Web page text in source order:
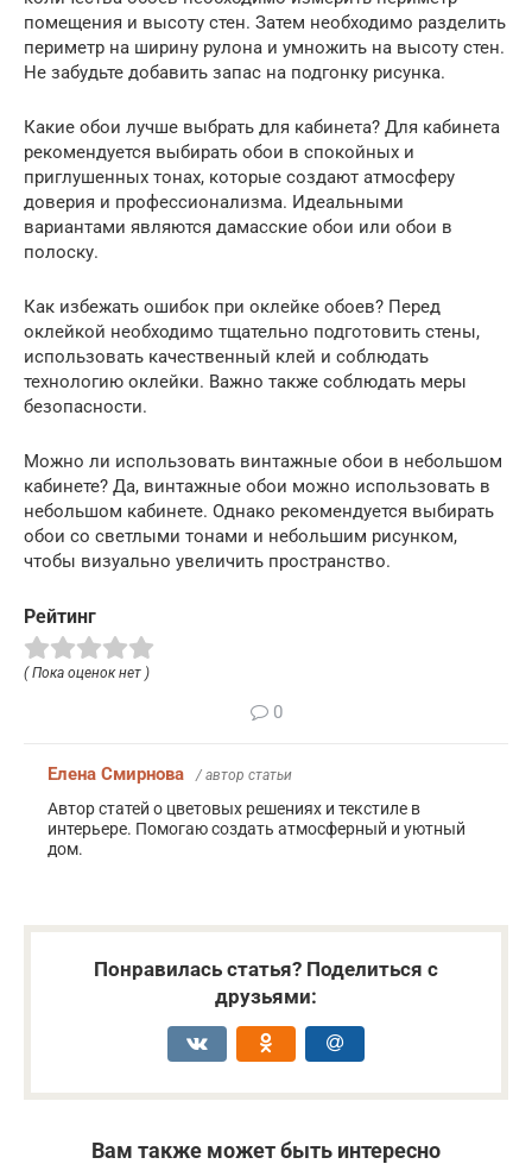
помещения и высоту стен. Затем необходимо разделить
периметр на ширину рулона и умножить на высоту стен.
Не забудьте добавить запас на подгонку рисунка.
Какие обои лучше выбрать для кабинета? Для кабинета
рекомендуется выбирать обои в спокойных и
приглушенных тонах, которые создают атмосферу
доверия и профессионализма. Идеальными
вариантами являются дамасские обои или обои в
полоску.
Как избежать ошибок при оклейке обоев? Перед
оклейкой необходимо тщательно подготовить стены,
использовать качественный клей и соблюдать
технологию оклейки. Важно также соблюдать меры
безопасности.
Можно ли использовать винтажные обои в небольшом
кабинете? Да, винтажные обои можно использовать в
небольшом кабинете. Однако рекомендуется выбирать
обои со светлыми тонами и небольшим рисунком,
чтобы визуально увеличить пространство.
Рейтинг
( Пока оценок нет )
0
Елена Смирнова / автор статьи
Автор статей о цветовых решениях и текстиле в
интерьере. Помогаю создать атмосферный и уютный
дом.
Понравилась статья? Поделиться с
друзьями:
Вам также может быть интересно